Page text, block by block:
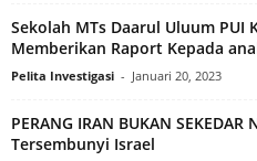
Sekolah MTs Daarul Uluum PUI
Memberikan Raport Kepada
Pelita Investigasi - Januari 20, 2023
PERANG IRAN BUKAN
Tersembunyi Israel